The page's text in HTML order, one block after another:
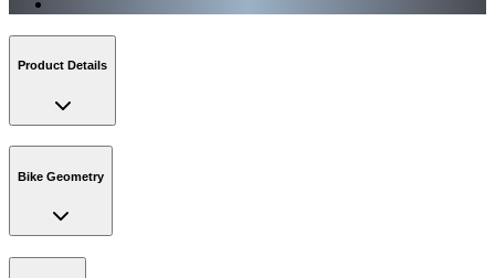
Product Details
Bike Geometry